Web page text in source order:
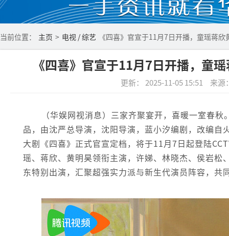
当前位置： 主页 > 电视 / 综艺 《四喜》官宣于11月7日开播，童瑶蒋
《四喜》官宣于11月7日开播，童
更新： 2025-11-05 15:51 来源
（华娱网视消息）三家齐聚宴开，喜暖一室春
品，由沈严总导演，沈阳导演，蓝小汐编剧，改编
大剧《四喜》正式官宣定档，将于11月7日起登陆
瑶、蒋欣、黄明昊领衔主演，许娣、林晓杰、侯岩
东特别出演，汇聚超强实力派与新生代演员阵容，共